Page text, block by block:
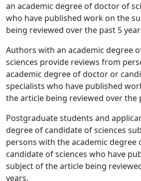
an academic degree of doctor of
who have published work on the
being reviewed over the past 5
Authors with an academic degree
sciences provide reviews from
academic degree of doctor or
specialists who have published
the article being reviewed over the
Postgraduate students and
degree of candidate of sciences
persons with the academic
candidate of sciences who have
subject of the article being
years.